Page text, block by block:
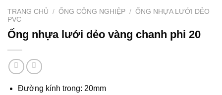
TRANG CHỦ / ỐNG CÔNG NGHIỆP / ỐNG NHỰA LƯỚI DẺO
PVC
Ống nhựa lưới dẻo vàng chanh phi 20
Đường kính trong: 20mm